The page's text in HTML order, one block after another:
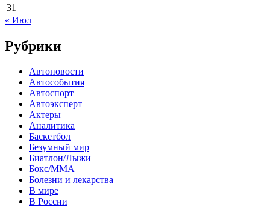
31
« Июл
Рубрики
Автоновости
Автособытия
Автоспорт
Автоэксперт
Актеры
Аналитика
Баскетбол
Безумный мир
Биатлон/Лыжи
Бокс/MMA
Болезни и лекарства
В мире
В России